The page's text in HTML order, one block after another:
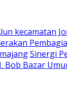
kecamatan
Sinergi
Bob Bazar